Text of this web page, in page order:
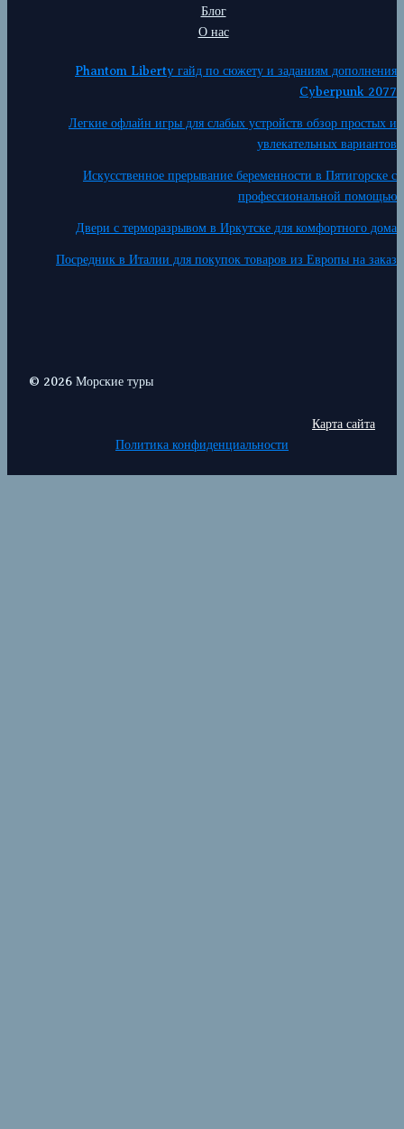
Блог
О нас
Phantom Liberty гайд по сюжету и заданиям дополнения
Cyberpunk 2077
Легкие офлайн игры для слабых устройств обзор простых и
увлекательных вариантов
Искусственное прерывание беременности в Пятигорске с
профессиональной помощью
Двери с терморазрывом в Иркутске для комфортного дома
Посредник в Италии для покупок товаров из Европы на заказ
© 2026 Морские туры
Карта сайта
Политика конфиденциальности